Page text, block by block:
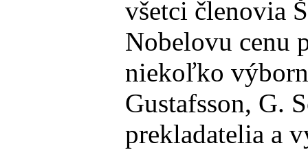
všetci členovia
Nobelovu cenu
niekoľko
Gustafsson, G.
prekladatelia a